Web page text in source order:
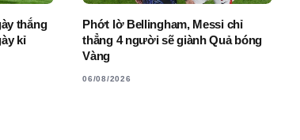
thắng
kỉ
Phớt lờ Bellingham, Messi chỉ
thẳng 4 người sẽ giành Quả bóng
Vàng
06/08/2026